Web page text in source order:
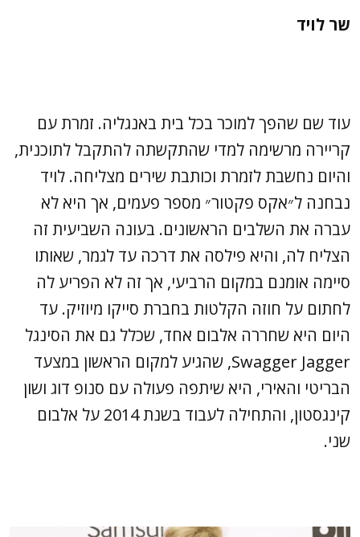
שר לויד
עוד שם שהפך למוכר בכל בית באנגליה. זמרת עם
קריירה מרשימה למדי שהתקשתה להתקבל לתוכנית,
והיום נחשבת לזמרת וכותבת שירים מצליחה. לויד
נבחנה ל״אקס פקטור״ מספר פעמים, אך היא לא
עברה את השלבים הראשונים. בעונה השביעית זה
הצליח לה, והיא פילסה את דרכה עד לגמר, שאותו
סיימה אומנם במקום הרביעי, אך זה לא הפריע לה
לחתום על חוזה הקלטות בחברת סייקו מיוזיק. עד
היום היא שחררה אלבום אחד, שכלל גם את הסינגל
Swagger Jagger, שהגיע למקום הראשון במצעד
הבריטי והאירי, היא שיתפה פעולה עם סנופ דוג ושון
קינגסטון, והתחילה לעבוד בשנת 2014 על אלבום
שני.